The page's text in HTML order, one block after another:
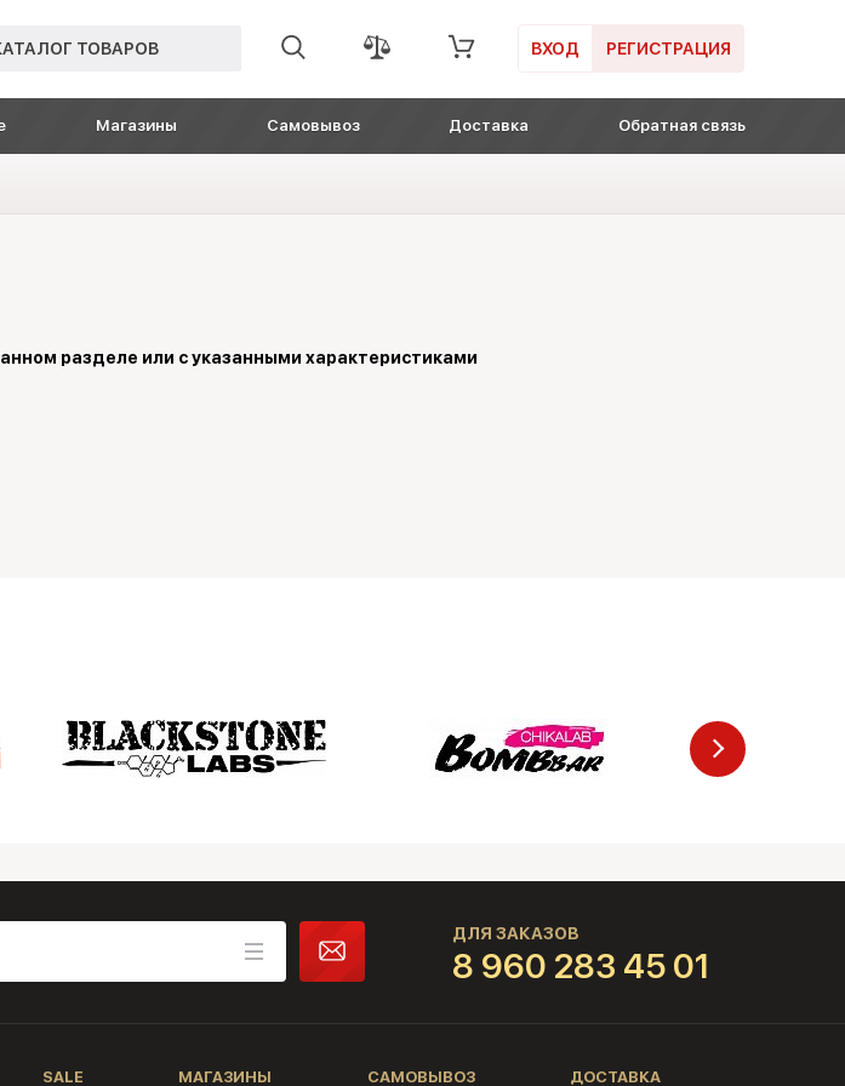
ТОВАРОВ ВХОД РЕГИСТРАЦИЯ
Магазины Самовывоз Доставка Обратная связь
разделе или с указанными характеристиками
ДЛЯ ЗАКАЗОВ
8 960 283 45 01
SALE МАГАЗИНЫ САМОВЫВОЗ ДОСТАВКА